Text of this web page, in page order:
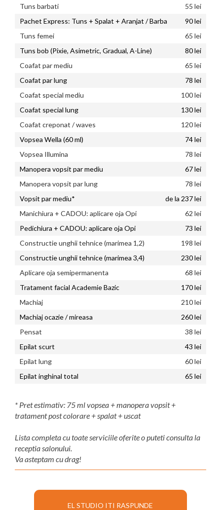
Tuns barbati
55 lei
Pachet Express: Tuns + Spalat + Aranjat / Barba
90 lei
Tuns femei
65 lei
Tuns bob (Pixie, Asimetric, Gradual, A-Line)
80 lei
Coafat par mediu
65 lei
Coafat par lung
78 lei
Coafat special mediu
100 lei
Coafat special lung
130 lei
Coafat creponat / waves
120 lei
Vopsea Wella (60 ml)
74 lei
Vopsea Illumina
78 lei
Manopera vopsit par mediu
67 lei
Manopera vopsit par lung
78 lei
Vopsit par mediu*
de la 237 lei
Manichiura + CADOU: aplicare oja Opi
62 lei
Pedichiura + CADOU: aplicare oja Opi
73 lei
Constructie unghii tehnice (marimea 1,2)
198 lei
Constructie unghii tehnice (marimea 3,4)
230 lei
Aplicare oja semipermanenta
68 lei
Tratament facial Academie Bazic
170 lei
Machiaj
210 lei
Machiaj ocazie / mireasa
260 lei
Pensat
38 lei
Epilat scurt
43 lei
Epilat lung
60 lei
Epilat inghinal total
65 lei
* Pret estimativ: 75 ml vopsea + manopera vopsit +
tratament post colorare + spalat + uscat
Lista completa cu toate serviciile oferite o puteti consulta la
receptia salonului.
Va asteptam cu drag!
EL STUDIO ITI RASPUNDE